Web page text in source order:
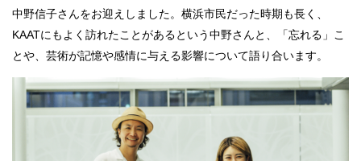
中野信子さんをお迎えしました。横浜市民だった時期も長く、
KAATにもよく訪れたことがあるという中野さんと、「忘れる」こ
とや、芸術が記憶や感情に与える影響について語り合います。